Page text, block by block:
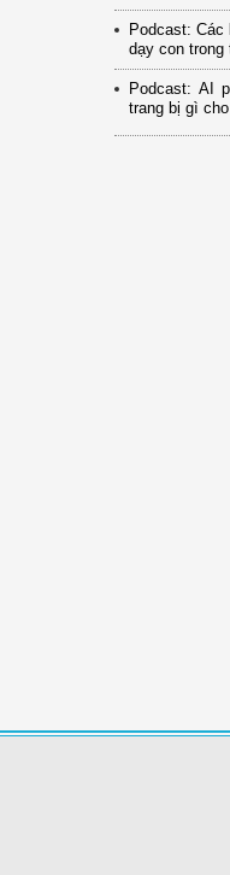
Podcast: Các
dạy con
Podcast: AI
trang bị gì